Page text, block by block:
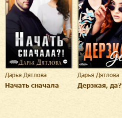
Дарья Дятлова
Начать сначала
Дарья Дятлова
Дерзкая, да?